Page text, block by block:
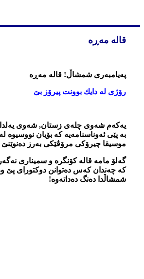
قاله مه‌ڕه
په‌یامبه‌ری شمشاڵ! قاله‌ مه‌ڕه‌
رۆژی له‌ دایك بوونت پیرۆز بێ
به‌ پێی ئه‌وناسنامه‌یه كه‌ بۆیان
موسیقا چیرۆكی مرۆڤێكی به‌رز
گه‌لۆ مامه‌ قاله‌ كۆنگره‌ و سمیناری
كه‌ چه‌ندان كه‌س ده‌توانن دوكتورای پێ
شمشاڵدا ده‌نگ ده‌داته‌وه‌!